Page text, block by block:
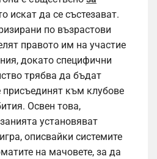
искат да се състезават.
по възрастови
правото им на участие
докато специфични
трябва да бъдат
присъединят към клубове
Освен това,
установяват
описвайки системите
на мачовете, за да